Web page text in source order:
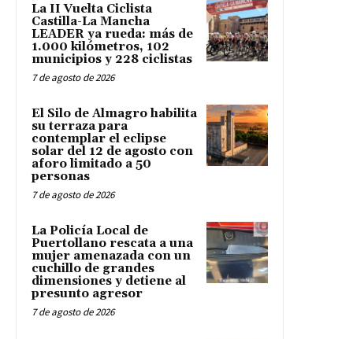
La II Vuelta Ciclista
Castilla-La Mancha
LEADER ya rueda: más de
1.000 kilómetros, 102
municipios y 228 ciclistas
7 de agosto de 2026
El Silo de Almagro habilita
su terraza para
contemplar el eclipse
solar del 12 de agosto con
aforo limitado a 50
personas
7 de agosto de 2026
La Policía Local de
Puertollano rescata a una
mujer amenazada con un
cuchillo de grandes
dimensiones y detiene al
presunto agresor
7 de agosto de 2026